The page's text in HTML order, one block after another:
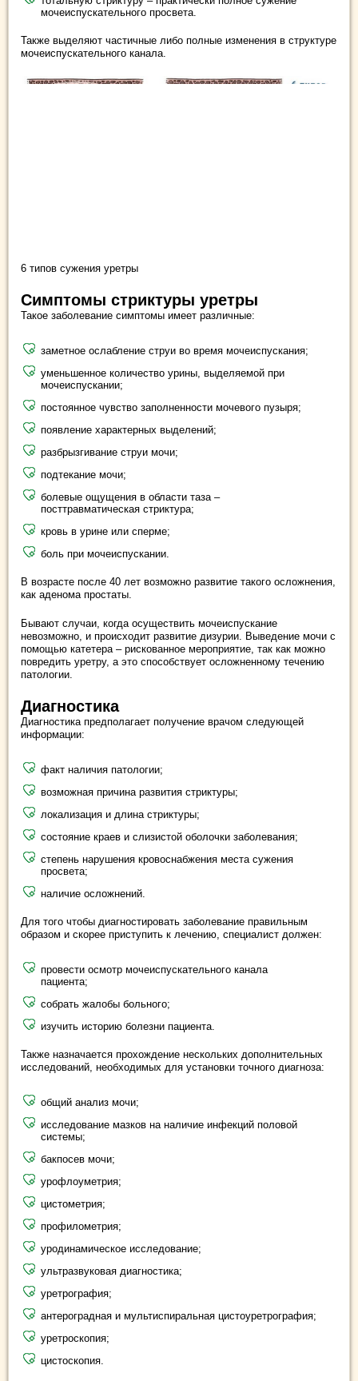
мочеиспускательного просвета.
Также выделяют частичные либо полные изменения в структуре
мочеиспускательного канала.
6 типов сужения уретры
Симптомы стриктуры уретры
Такое заболевание симптомы имеет различные:
заметное ослабление струи во время мочеиспускания;
уменьшенное количество урины, выделяемой при
мочеиспускании;
постоянное чувство заполненности мочевого пузыря;
появление характерных выделений;
разбрызгивание струи мочи;
подтекание мочи;
болевые ощущения в области таза –
посттравматическая стриктура;
кровь в урине или сперме;
боль при мочеиспускании.
В возрасте после 40 лет возможно развитие такого осложнения,
как аденома простаты.
Бывают случаи, когда осуществить мочеиспускание
невозможно, и происходит развитие дизурии. Выведение мочи с
помощью катетера – рискованное мероприятие, так как можно
повредить уретру, а это способствует осложненному течению
патологии.
Диагностика
Диагностика предполагает получение врачом следующей
информации:
факт наличия патологии;
возможная причина развития стриктуры;
локализация и длина стриктуры;
состояние краев и слизистой оболочки заболевания;
степень нарушения кровоснабжения места сужения
просвета;
наличие осложнений.
Для того чтобы диагностировать заболевание правильным
образом и скорее приступить к лечению, специалист должен:
провести осмотр мочеиспускательного канала
пациента;
собрать жалобы больного;
изучить историю болезни пациента.
Также назначается прохождение нескольких дополнительных
исследований, необходимых для установки точного диагноза:
общий анализ мочи;
исследование мазков на наличие инфекций половой
системы;
бакпосев мочи;
урофлоуметрия;
цистометрия;
профилометрия;
уродинамическое исследование;
ультразвуковая диагностика;
уретрография;
антероградная и мультиспиральная цистоуретрография;
уретроскопия;
цистоскопия.